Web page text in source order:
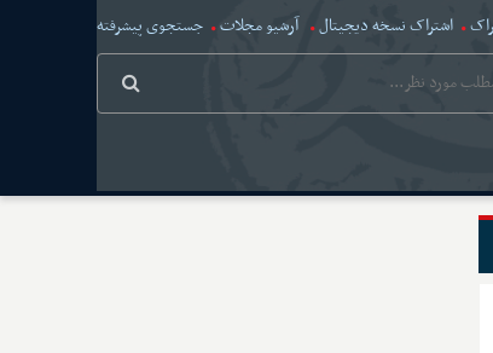
اشتراک نسخه دیجیتال آرشیو مجلات جستجوی پیشرفته